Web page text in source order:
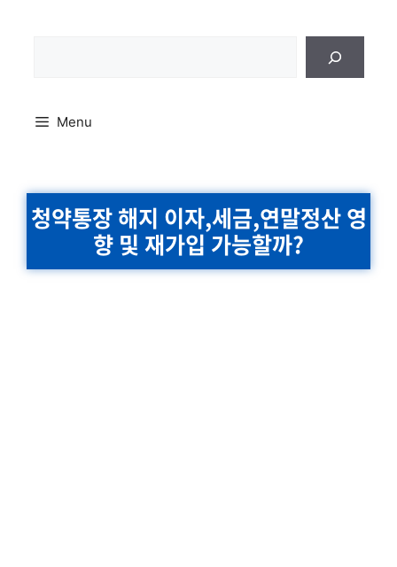
Menu
청약통장 해지 이자,세금,연말정산 영
향 및 재가입 가능할까?